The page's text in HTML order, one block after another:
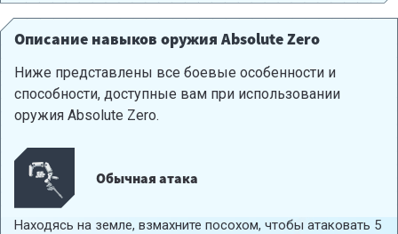
Описание навыков оружия Absolute Zero
Ниже представлены все боевые особенности и
способности, доступные вам при использовании
оружия Absolute Zero.
Обычная атака
Находясь на земле, взмахните посохом, чтобы атаковать 5